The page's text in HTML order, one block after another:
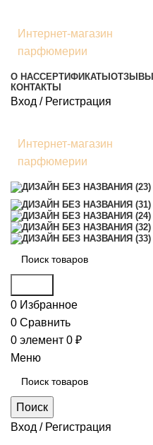
Интернет-магазин
парфюмерии
О НАССЕРТИФИКАТЫ ОТЗЫВЫ
КОНТАКТЫ
Вход / Регистрация
Интернет-магазин
парфюмерии
0 Избранное
0 Сравнить
0 элемент 0 ₽
Меню
Поиск
Вход / Регистрация